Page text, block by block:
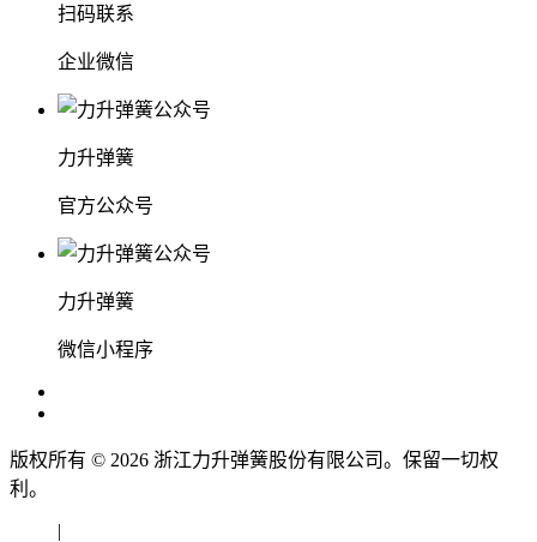
扫码联系
企业微信
力升弹簧
官方公众号
力升弹簧
微信小程序
版权所有 © 2026 浙江力升弹簧股份有限公司。保留一切权
利。
|